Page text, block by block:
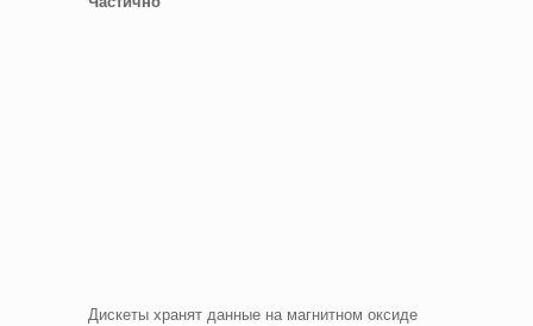
Дискеты хранят данные на магнитном оксиде